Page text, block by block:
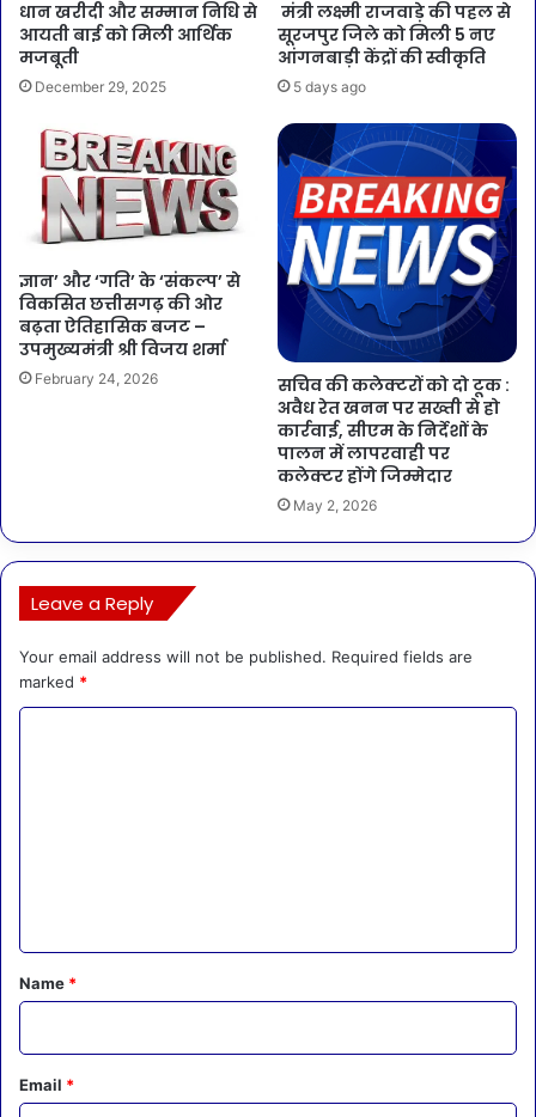
धान खरीदी और सम्मान निधि से
आयती बाई को मिली आर्थिक
मजबूती
December 29, 2025
मंत्री लक्ष्मी राजवाड़े की पहल से
सूरजपुर जिले को मिली 5 नए
आंगनबाड़ी केंद्रों की स्वीकृति
5 days ago
ज्ञान’ और ‘गति’ के ‘संकल्प’ से
विकसित छत्तीसगढ़ की ओर
बढ़ता ऐतिहासिक बजट –
उपमुख्यमंत्री श्री विजय शर्मा
February 24, 2026
सचिव की कलेक्टरों को दो टूक :
अवैध रेत खनन पर सख्ती से हो
कार्रवाई, सीएम के निर्देशों के
पालन में लापरवाही पर
कलेक्टर होंगे जिम्मेदार
May 2, 2026
Leave a Reply
Your email address will not be published. Required fields are
marked *
*
Name *
Email *